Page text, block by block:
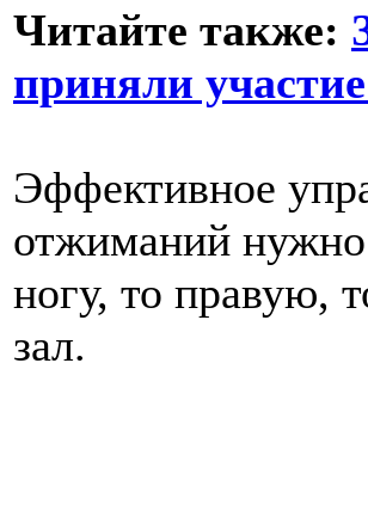
Читайте также:
приняли
Эффективное
отжиманий нужно
ногу, то правую,
зал.